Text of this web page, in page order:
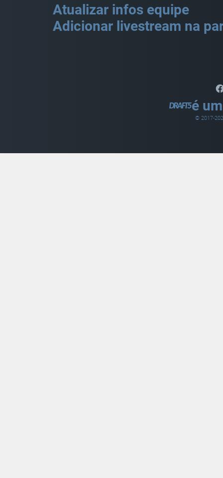
Atualizar infos equipe
Adicionar livestream na
é
© 2017-